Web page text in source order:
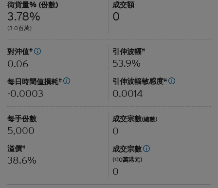
街貨量% (份數)
3.78%
(3.0百萬)
成交額
0
對沖值#
0.06
每日時間值損耗#
-0.0003
引伸波幅#
53.9%
引伸波幅敏感度#
0.0014
每手份數
5,000
溢價#
38.6%
成交宗數(總數)
0
成交宗數
(<10萬港元)
0